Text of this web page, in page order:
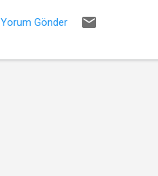
sorguluyor.
bölünmüş bir
Yorum Gönder